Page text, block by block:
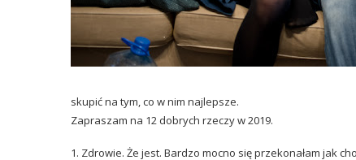
skupić na tym, co w nim najlepsze.
Zapraszam na 12 dobrych rzeczy w 2019.
1. Zdrowie. Że jest. Bardzo mocno się przekonałam jak